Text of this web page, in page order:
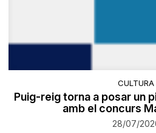
CULTURA
Puig-reig torna a posar un
amb el concurs
28/07/